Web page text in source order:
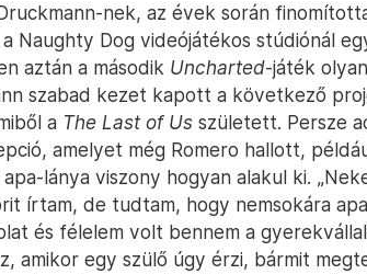
nek, az évek során
Naughty Dog videójátékos stúdiónál
aztán a második Uncharted-játék
szabad kezet kapott a következő
a The Last of Us született. Persze
amelyet még Romero hallott,
lánya viszony hogyan alakul ki.
írtam, de tudtam, hogy nemsokára
és félelem volt bennem a
amikor egy szülő úgy érzi, bármit